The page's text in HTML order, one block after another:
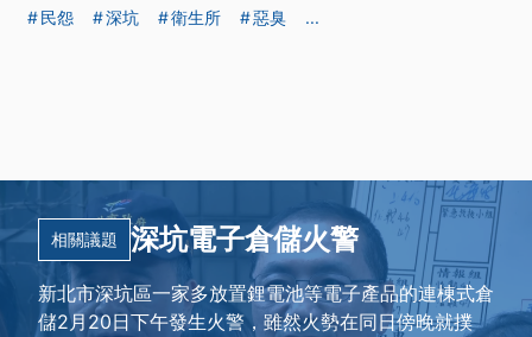
民怨
深坑 衛生所 惡臭 ...
相關議題 深坑電子倉儲火警
新北市深坑區一家多放置鋰電池等電子產品的連棟式倉
儲2月20日下午發生火警，雖然火勢在同日傍晚就撲